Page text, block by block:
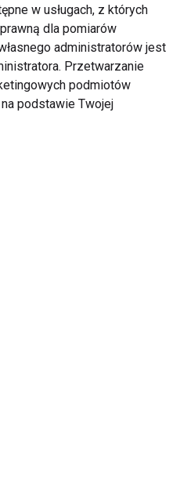
Zapalenie Pęcherza:
w usługach, z których
dla pomiarów
administratorów jest
Przetwarzanie
podmiotów
podstawie Twojej